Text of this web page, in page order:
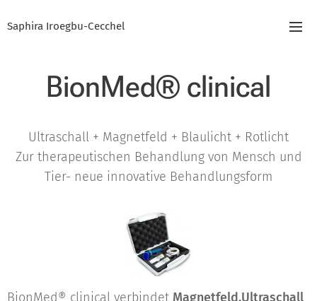
Saphira Iroegbu-Cecchel
BionMed® clinical
Ultraschall + Magnetfeld + Blaulicht + Rotlicht
Zur therapeutischen Behandlung von Mensch und
Tier- neue innovative Behandlungsform
BionMed® clinical verbindet Magnetfeld,Ultraschall